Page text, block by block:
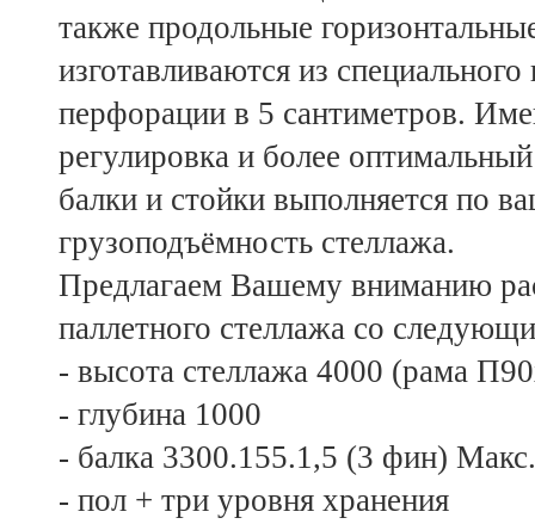
также продольные
изготавливаются из
перфорации в 5 сантиметров.
регулировка и более
балки и стойки выполняется по
грузоподъёмность стеллажа.
Предлагаем Вашему вниманию
паллетного стеллажа со
- высота стеллажа 4000 (рама
- глубина 1000
- балка 3300.155.1,5 (3 фин)
- пол + три уровня хранения